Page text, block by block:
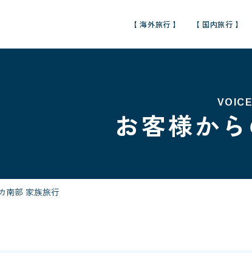
【 海外旅行 】 【 国内旅行 】
VOICE
お客様か
南部 家族旅行